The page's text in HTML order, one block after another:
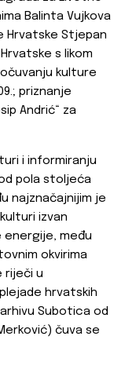
Balinta Vujkova
Hrvatske Stjepan
s likom
kulture
priznanje
Andrić“ za
i informiranju
pola stoljeća
najznačajnijim je
izvan
energije, među
okvirima
riječi u
hrvatskih
Subotica od
čuva se